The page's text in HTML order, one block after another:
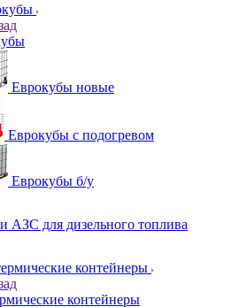
Еврокубы новые
Еврокубы с подогревом
Еврокубы б/у
АЗС для дизельного топлива
контейнеры
контейнеры